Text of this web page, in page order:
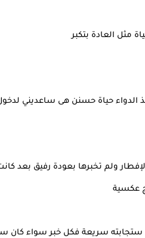
مثل العادة بتكبر
الدواء حياة حسنن هى ساعديني
ولم تخبرها بعودة رفيق بعد كانت
عكسية
سريعة فكل خبر سواء كان